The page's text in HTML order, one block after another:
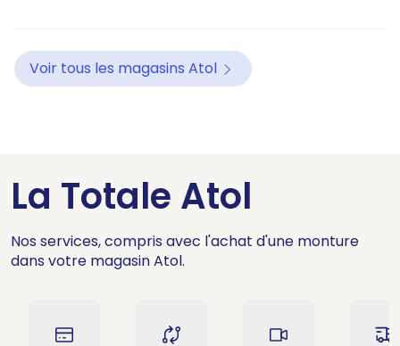
Voir tous les magasins Atol
La Totale Atol
Nos services, compris avec l'achat d'une monture
dans votre magasin Atol.